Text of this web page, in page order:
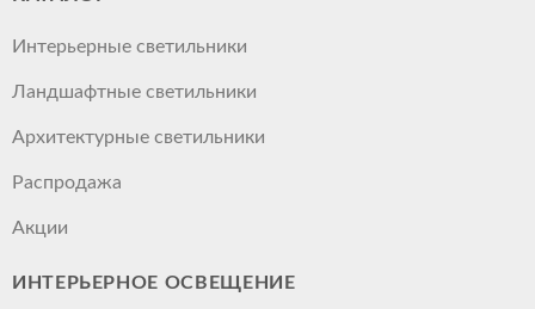
Интерьерные светильники
Ландшафтные светильники
Архитектурные светильники
Распродажа
Акции
ИНТЕРЬЕРНОЕ ОСВЕЩЕНИЕ